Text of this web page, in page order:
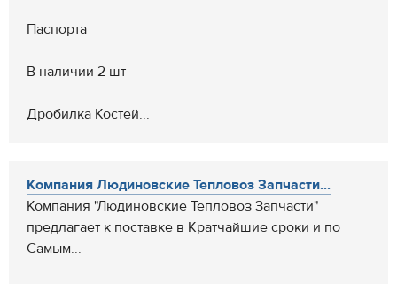
Паспорта
В наличии 2 шт
Дробилка Костей...
Компания Людиновские Тепловоз Запчасти...
Компания "Людиновские Тепловоз Запчасти"
предлагает к поставке в Кратчайшие сроки и по
Самым...